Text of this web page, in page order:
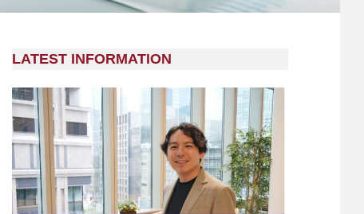
LATEST INFORMATION